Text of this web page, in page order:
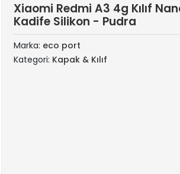
Xiaomi Redmi A3 4g Kılıf
Kadife Silikon - Pudra
Marka: eco port
Kategori: Kapak & Kılıf